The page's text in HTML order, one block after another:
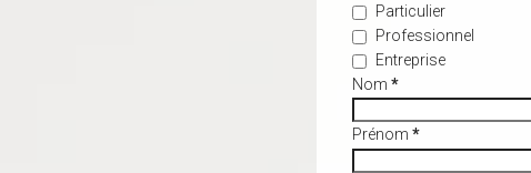
Particulier
Professionnel
Entreprise
Nom *
Prénom *